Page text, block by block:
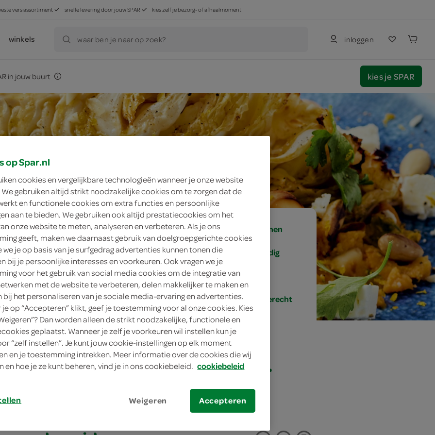
vers assortiment snelle levering door jouw SPAR kies zelf je bezorg- of afhaalmoment
winkels waar ben je naar op zoek? inloggen
in jouw buurt kies je SPAR
4 personen
eenvoudig
hoofdgerecht
spitskool met zoete-aardappelpuree
spitskool met zoete-
op Spar.nl
cookies en vergelijkbare technologieën wanneer je onze website
gebruiken altijd strikt noodzakelijke cookies om te zorgen dat de
en functionele cookies om extra functies en persoonlijke
aan te bieden. We gebruiken ook altijd prestatiecookies om het
onze website te meten, analyseren en verbeteren. Als je ons
geeft, maken we daarnaast gebruik van doelgroepgerichte cookies
we je op basis van je surfgedrag advertenties kunnen tonen die
bij je persoonlijke interesses en voorkeuren. Ook vragen we je
voor het gebruik van social media cookies om de integratie van
met de website te verbeteren, delen makkelijker te maken en
bij het personaliseren van je sociale media-ervaring en advertenties.
je op “Accepteren” klikt, geef je toestemming voor al onze cookies. Kies
Dan worden alleen de strikt noodzakelijke, functionele en
geplaatst. Wanneer je zelf je voorkeuren wil instellen kun je
“zelf instellen”. Je kunt jouw cookie-instellingen op elk moment
en je toestemming intrekken. Meer informatie over de cookies die wij
en hoe je ze kunt beheren, vind je in ons cookiebeleid. cookiebeleid
Weigeren Accepteren